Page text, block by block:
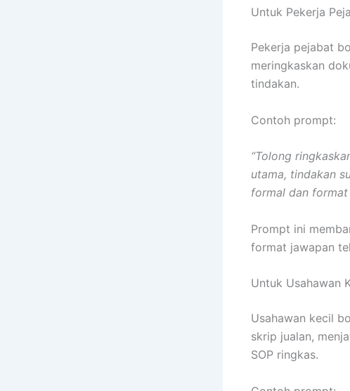
Untuk Pekerja
Pekerja pejabat
meringkaskan
tindakan.
Contoh prompt:
“Tolong
utama, tindakan
formal dan format
Prompt ini
format jawapan
Untuk Usahawan
Usahawan kecil
skrip jualan,
SOP ringkas.